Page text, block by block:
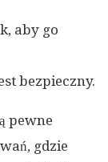
aby go
bezpieczny.
pewne
gdzie